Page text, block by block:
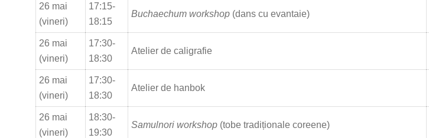
26 mai
(vineri)
17:15-
18:15
Buchaechum workshop (dans cu evantaie)
26 mai
(vineri)
17:30-
18:30
Atelier de caligrafie
26 mai
(vineri)
17:30-
18:30
Atelier de hanbok
26 mai
(vineri)
18:30-
19:30
Samulnori workshop (tobe tradiționale coreene)